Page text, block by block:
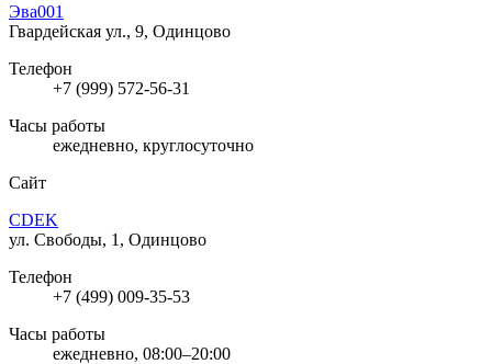
Эва001
Гвардейская ул., 9, Одинцово
Телефон
+7 (999) 572-56-31
Часы работы
ежедневно, круглосуточно
Сайт
CDEK
ул. Свободы, 1, Одинцово
Телефон
+7 (499) 009-35-53
Часы работы
ежедневно, 08:00–20:00